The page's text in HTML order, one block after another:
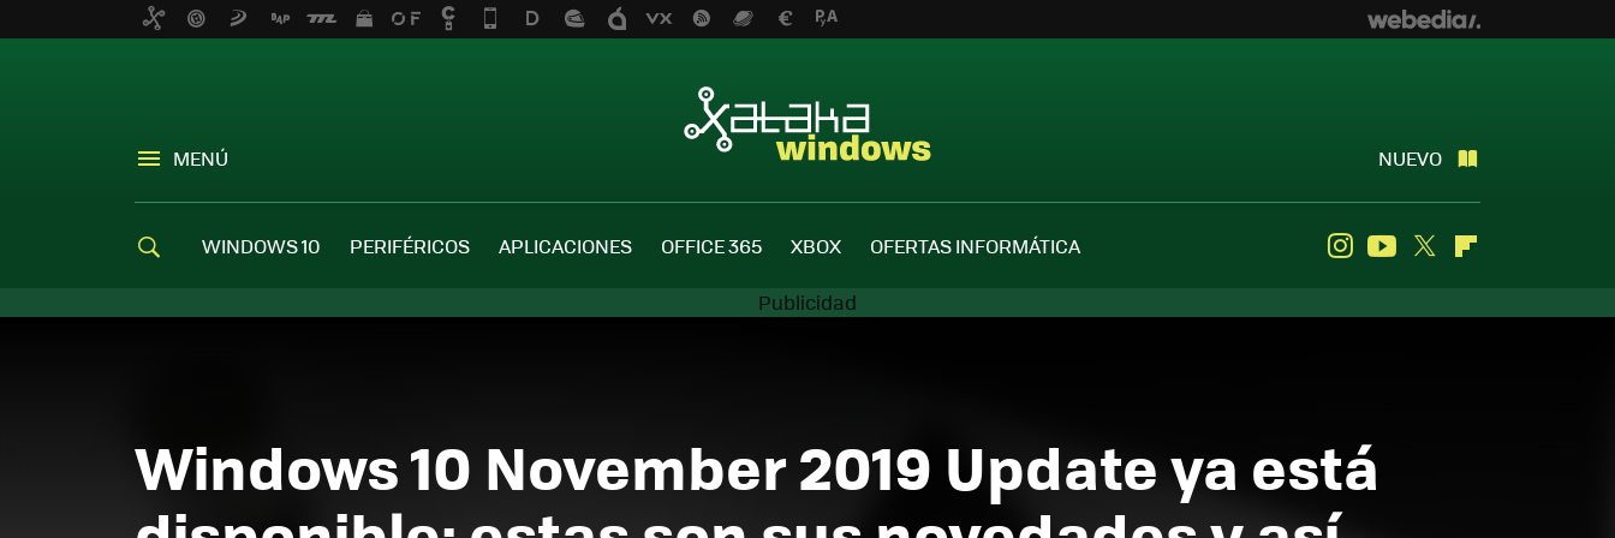
MENÚ NUEVO
WINDOWS 10 PERIFÉRICOS APLICACIONES OFFICE 365 XBOX OFERTAS INFORMÁTICA InstagramYoutube
Twitter
Windows 10 November 2019 Update ya está